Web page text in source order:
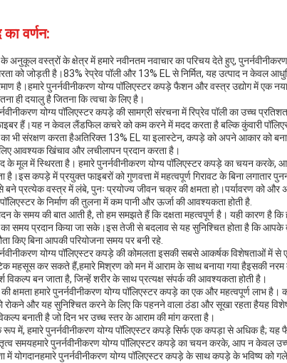
का वर्णन:
के अनुकूल वस्त्रों के क्षेत्र में हमारे नवीनतम नवाचार का परिचय देते हुए,
को जोड़ती है।83% रेप्रेव पॉली और 13% EL से निर्मित, यह उत्पाद न केवल
है।हमारे पुनर्नवीनीकरण योग्य पॉलिएस्टर कपड़े फैशन और वस्त्र उद्योग में एक
ही दयालु है जितना कि त्वचा के लिए है।
योग्य पॉलिएस्टर कपड़े की सामग्री संरचना में रिप्रेव पॉली का उच्च
हैं।यह न केवल लैंडफिल कचरे को कम करने में मदद करता है बल्कि कुंवारी
भी संरक्षण करता हैअतिरिक्त 13% EL या इलास्टेन, कपड़े को अपने आकार को
आवश्यक खिंचाव और लचीलापन प्रदान करता है।
के मूल में स्थिरता है। हमारे पुनर्नवीनीकरण योग्य पॉलिएस्टर कपड़े का चयन
है।इस कपड़े में प्रयुक्त फाइबरों को गुणवत्ता में महत्वपूर्ण गिरावट के बिना लगातार
बने प्रत्येक वस्त्र में लंबे, पुनः प्रयोज्य जीवन चक्र की क्षमता हो।पर्यावरण को और
के निर्माण की तुलना में कम पानी और ऊर्जा की आवश्यकता होती है.
के समय की बात आती है, तो हम समझते हैं कि दक्षता महत्वपूर्ण है। यही कारण है
का समय प्रदान किया जा सके।इस तेजी से बदलाव से यह सुनिश्चित होता है कि आपके
किए बिना आपकी परियोजना समय पर बनी रहे.
योग्य पॉलिएस्टर कपड़े की कोमलता इसकी सबसे आकर्षक विशेषताओं में से
महसूस कर सकते हैं,हमारे मिश्रण को मन में आराम के साथ बनाया गया हैइसकी
विकल्प बन जाता है, जिन्हें शरीर के साथ प्रत्यक्ष संपर्क की आवश्यकता होती है।
क्षमता हमारे पुनर्नवीनीकरण योग्य पॉलिएस्टर कपड़े का एक और महत्वपूर्ण लाभ
रोकने और यह सुनिश्चित करने के लिए कि पहनने वाला ठंडा और सूखा रहता हैयह
बनाती है जो दिन भर उच्च स्तर के आराम की मांग करता है।
रूप में, हमारे पुनर्नवीनीकरण योग्य पॉलिएस्टर कपड़े सिर्फ एक कपड़ा से अधिक है;
समयहमारे पुनर्नवीनीकरण योग्य पॉलिएस्टर कपड़े का चयन करके, आप न केवल
में योगदानहमारे पुनर्नवीनीकरण योग्य पॉलिएस्टर कपड़े के साथ कपड़े के भविष्य को